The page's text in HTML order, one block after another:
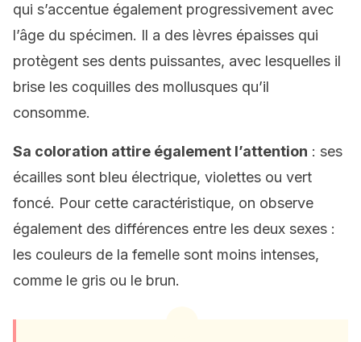
qui s’accentue également progressivement avec
l’âge du spécimen. Il a des lèvres épaisses qui
protègent ses dents puissantes, avec lesquelles il
brise les coquilles des mollusques qu’il
consomme.
Sa coloration attire également l’attention : ses
écailles sont bleu électrique, violettes ou vert
foncé. Pour cette caractéristique, on observe
également des différences entre les deux sexes :
les couleurs de la femelle sont moins intenses,
comme le gris ou le brun.